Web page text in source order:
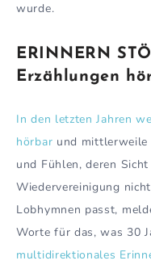
wurde.
ERINNERN
Erzählungen
In den letzten Jahren
hörbar und mittlerweile
und Fühlen, deren
Wiedervereinigung
Lobhymnen passt,
Worte für das, was 30
multidirektionales